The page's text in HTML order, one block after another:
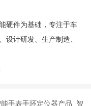
硬件为基础，专注于车
设计研发、生产制造、
手表手环定位器产品 智